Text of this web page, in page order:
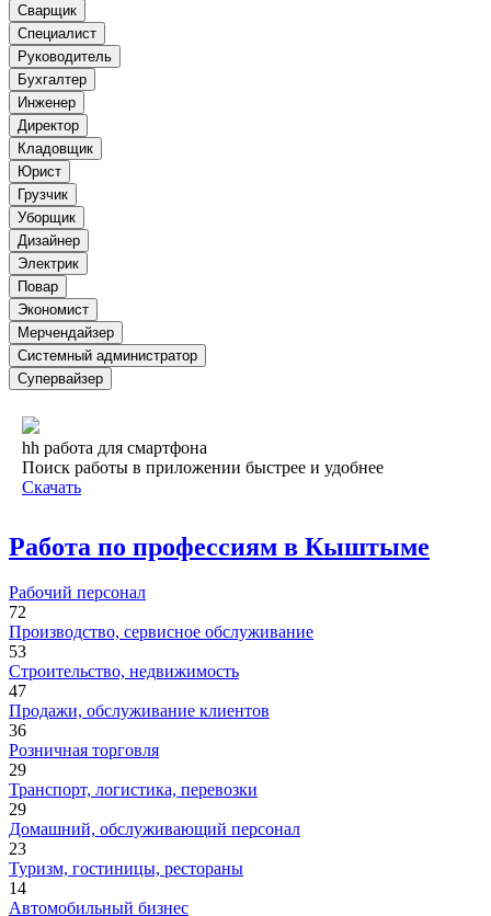
Сварщик
Специалист
Руководитель
Бухгалтер
Инженер
Директор
Кладовщик
Юрист
Грузчик
Уборщик
Дизайнер
Электрик
Повар
Экономист
Мерчендайзер
Системный администратор
Супервайзер
hh работа для смартфона
Поиск работы в приложении быстрее и удобнее
Скачать
Работа по профессиям в Кыштыме
Рабочий персонал
72
Производство, сервисное обслуживание
53
Строительство, недвижимость
47
Продажи, обслуживание клиентов
36
Розничная торговля
29
Транспорт, логистика, перевозки
29
Домашний, обслуживающий персонал
23
Туризм, гостиницы, рестораны
14
Автомобильный бизнес